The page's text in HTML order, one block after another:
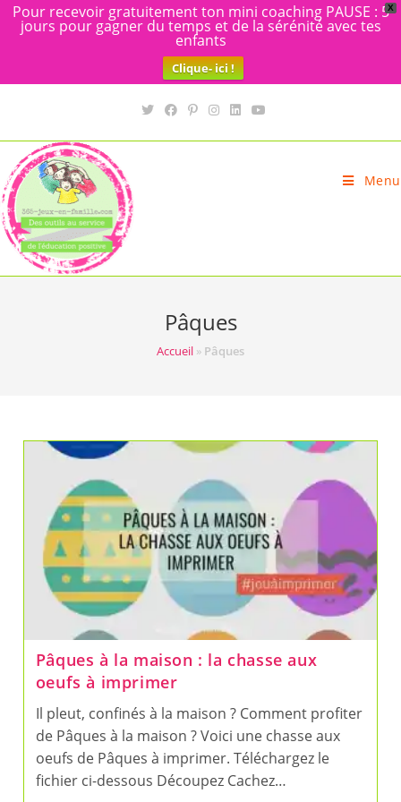
X
Pour recevoir gratuitement ton mini coaching PAUSE : 5
jours pour gagner du temps et de la sérénité avec tes
enfants
Clique- ici !
Menu
Pâques
Accueil » Pâques
Pâques à la maison : la chasse aux
oeufs à imprimer
Il pleut, confinés à la maison ? Comment profiter
de Pâques à la maison ? Voici une chasse aux
oeufs de Pâques à imprimer. Téléchargez le
fichier ci-dessous Découpez Cachez…